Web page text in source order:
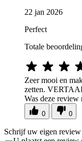
22 jan 2026
Perfect
Totale
Zeer mooi en
zetten.
Was deze review
0 0
Schrijf uw eigen review